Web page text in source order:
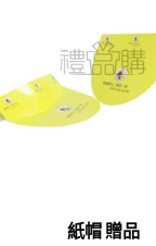
紙帽 贈品